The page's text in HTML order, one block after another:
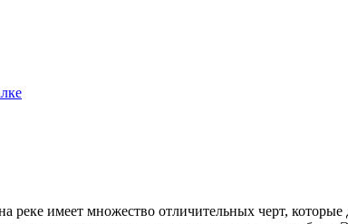
реке имеет множество отличительных черт,